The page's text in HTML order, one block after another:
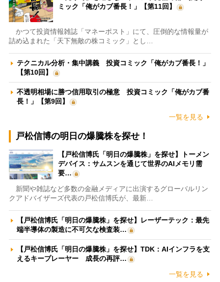
ミック「俺がカブ番長！」【第11回】
かつて投資情報雑誌「マネーポスト」にて、圧倒的な情報量が
詰め込まれた「天下無敵の株コミック」とし…
テクニカル分析・集中講義 投資コミック「俺がカブ番長！」
【第10回】
不透明相場に勝つ信用取引の極意 投資コミック「俺がカブ番
長！」【第9回】
一覧を見る
戸松信博の明日の爆騰株を探せ！
【戸松信博氏「明日の爆騰株」を探せ】トーメン
デバイス：サムスンを通じて世界のAIメモリ需
要…
新聞や雑誌など多数の金融メディアに出演するグローバルリン
クアドバイザーズ代表の戸松信博氏が、最新…
【戸松信博氏「明日の爆騰株」を探せ】レーザーテック：最先
端半導体の製造に不可欠な検査装…
【戸松信博氏「明日の爆騰株」を探せ】TDK：AIインフラを支
えるキープレーヤー 成長の再評…
一覧を見る